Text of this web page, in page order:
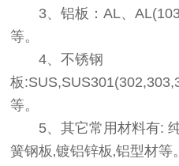
3、铝板：AL、
等。
4、不锈钢
板
等。
5、其它常用材料有: 纯
簧钢板‚镀铝锌板‚铝型材等。